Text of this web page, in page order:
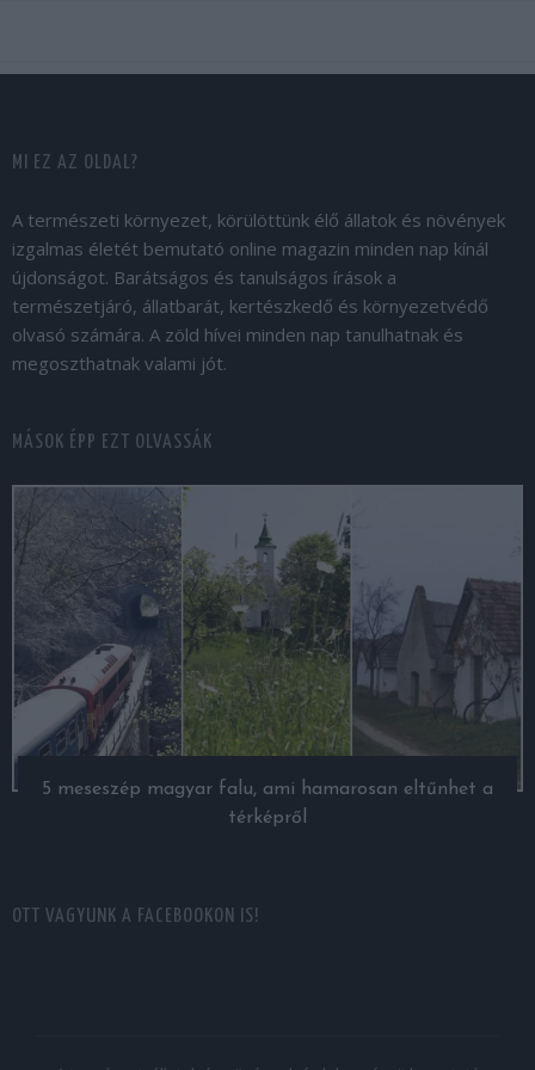
MI EZ AZ OLDAL?
A természeti környezet, körülöttünk élő állatok és növények
izgalmas életét bemutató online magazin minden nap kínál
újdonságot. Barátságos és tanulságos írások a
természetjáró, állatbarát, kertészkedő és környezetvédő
olvasó számára. A zöld hívei minden nap tanulhatnak és
megoszthatnak valami jót.
MÁSOK ÉPP EZT OLVASSÁK
5 meseszép magyar falu, ami hamarosan eltűnhet a
térképről
OTT VAGYUNK A FACEBOOKON IS!